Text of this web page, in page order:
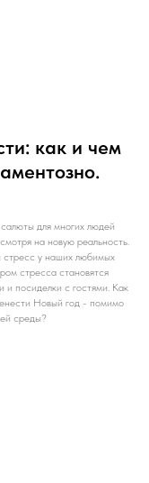
как и чем
для многих людей
на новую реальность.
стресс у наших любимых
стресса становятся
и посиделки с гостями. Как
Новый год - помимо
среды?